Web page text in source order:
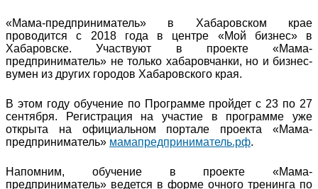
«Мама-предприниматель» в Хабаровском крае
проводится с 2018 года в центре «Мой бизнес» в
Хабаровске. Участвуют в проекте «Мама-
предприниматель» не только хабаровчанки, но и бизнес-
вумен из других городов Хабаровского края.
В этом году обучение по Программе пройдет с 23 по 27
сентября. Регистрация на участие в программе уже
открыта на официальном портале проекта «Мама-
предприниматель» мамапредприниматель.рф.
Напомним, обучение в проекте «Мама-
предприниматель» ведется в форме очного тренинга по